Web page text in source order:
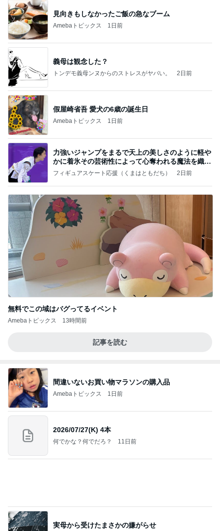
見向きもしなかったご飯の急なブーム
Amebaトピックス 1日前
義母は観念した？
トンデモ義母ンヌからのストレスがヤバい。 2日前
假屋崎省吾 愛犬の6歳の誕生日
Amebaトピックス 1日前
力強いジャンプをまるで天上の美しさのように軽や
かに着氷その芸術性によって心奪われる魔法を織り
なす
フィギュアスケート応援（くまはともだち） 2日前
無料でこの域はバグってるイベント
Amebaトピックス 13時間前
記事を読む
間違いないお買い物マラソンの購入品
Amebaトピックス 1日前
2026/07/27(K) 4本
何でかな？何でだろ？ 11日前
学生